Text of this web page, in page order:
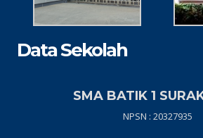
Data Sekolah
SMA BATIK 1
NPSN : 20327935